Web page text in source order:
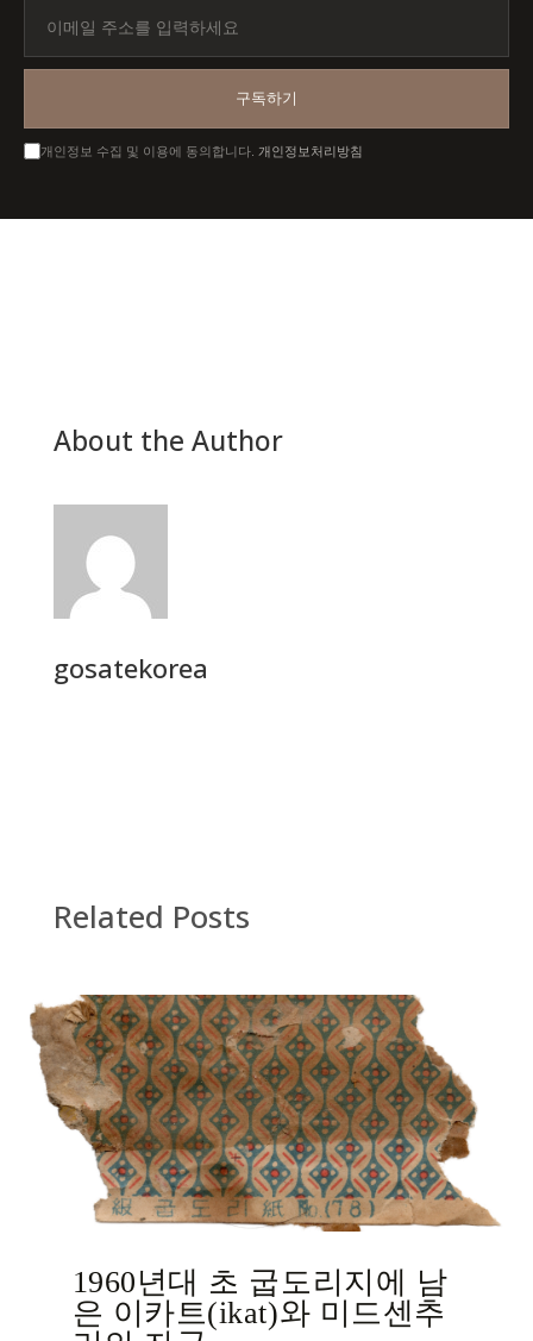
일
를
구독하기
개인정보 수집 및 이용에 동의합니다. 개인정보처리방침
About the Author
gosatekorea
Related Posts
1960년대 초 굽도리지에 남
은 이카트(ikat)와 미드센추